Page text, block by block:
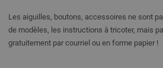
Les aiguilles, boutons, accessoires ne sont
de modèles, les instructions à tricoter, mais
gratuitement par courriel ou en forme papier !